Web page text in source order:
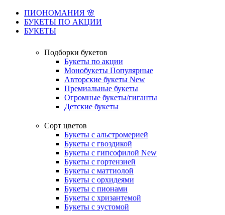
ПИОНОМАНИЯ 🌸
БУКЕТЫ ПО АКЦИИ
БУКЕТЫ
Подборки букетов
Букеты по акции
Монобукеты Популярные
Авторские букеты New
Премиальные букеты
Огромные букеты/гиганты
Детские букеты
Сорт цветов
Букеты с альстромерией
Букеты с гвоздикой
Букеты с гипсофилой New
Букеты с гортензией
Букеты с маттиолой
Букеты с орхидеями
Букеты с пионами
Букеты с хризантемой
Букеты с эустомой